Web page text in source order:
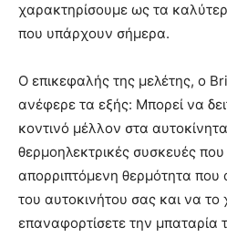
χαρακτηρίσουμε ως τα
που υπάρχουν σήμερα.
Ο επικεφαλής της μελέτης, ο
ανέφερε τα εξής: Μπορεί να
κοντινό μέλλον στα
θερμοηλεκτρικές συσκευές
απορριπτόμενη θερμότητα που
του αυτοκινήτου σας και να το
επαναφορτίσετε την μπαταρία